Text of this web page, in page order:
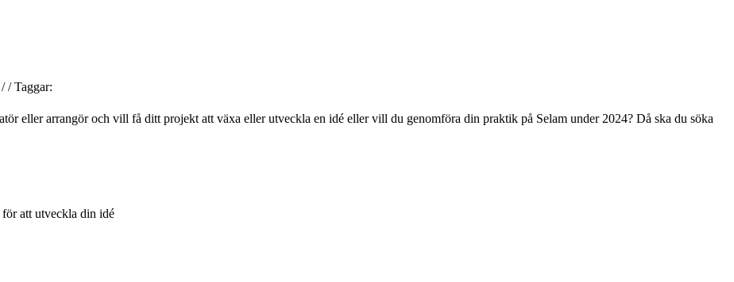
//Taggar:
eller arrangör och vill få ditt projekt att växa eller utveckla en idé eller vill du genomföra din praktik på Selam under 2024? Då ska du söka
att utveckla din idé